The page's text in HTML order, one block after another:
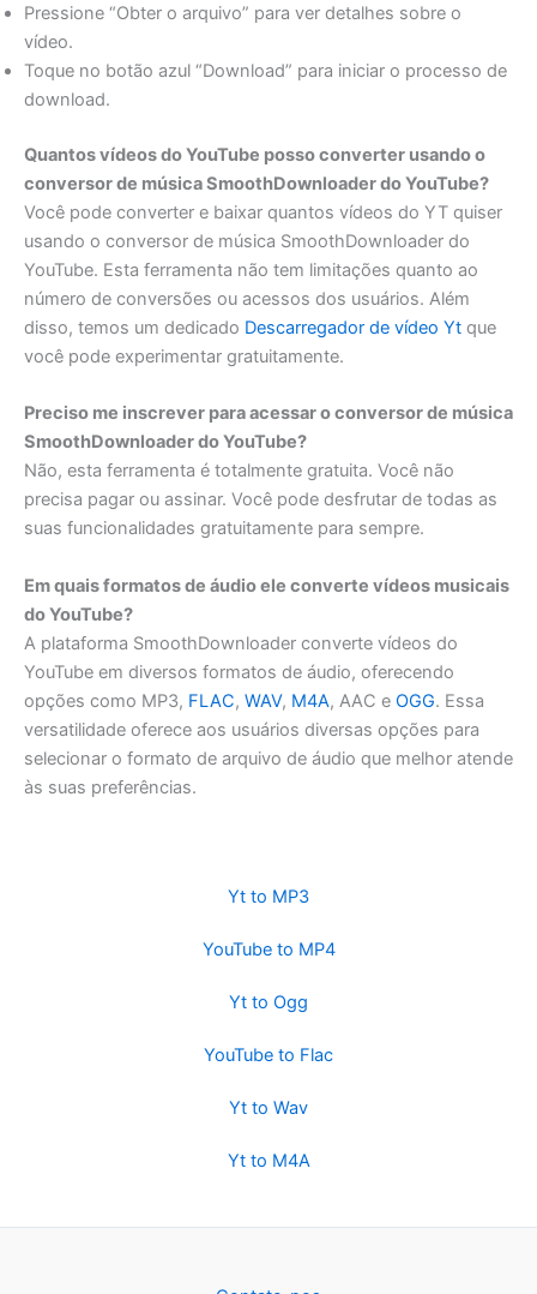
Pressione “Obter o arquivo” para ver detalhes sobre o
vídeo.
Toque no botão azul “Download” para iniciar o processo de
download.
Quantos vídeos do YouTube posso converter usando o
conversor de música SmoothDownloader do YouTube?
Você pode converter e baixar quantos vídeos do YT quiser
usando o conversor de música SmoothDownloader do
YouTube. Esta ferramenta não tem limitações quanto ao
número de conversões ou acessos dos usuários. Além
disso, temos um dedicado Descarregador de vídeo Yt que
você pode experimentar gratuitamente.
Preciso me inscrever para acessar o conversor de música
SmoothDownloader do YouTube?
Não, esta ferramenta é totalmente gratuita. Você não
precisa pagar ou assinar. Você pode desfrutar de todas as
suas funcionalidades gratuitamente para sempre.
Em quais formatos de áudio ele converte vídeos musicais
do YouTube?
A plataforma SmoothDownloader converte vídeos do
YouTube em diversos formatos de áudio, oferecendo
opções como MP3, FLAC, WAV, M4A, AAC e OGG. Essa
versatilidade oferece aos usuários diversas opções para
selecionar o formato de arquivo de áudio que melhor atende
às suas preferências.
Yt to MP3
YouTube to MP4
Yt to Ogg
YouTube to Flac
Yt to Wav
Yt to M4A